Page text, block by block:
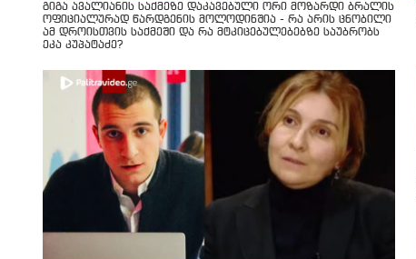
გიგა ავალიანის საქმეზე დაკავებული ორი მოზარდი ბრალის
ოფიციალურად წარდგენის მოლოდინშია - რა არის ცნობილი
ამ დროისთვის საქმეში და რა მტკიცებულებებზე საუბრობს
ეკა კუპატაძე?